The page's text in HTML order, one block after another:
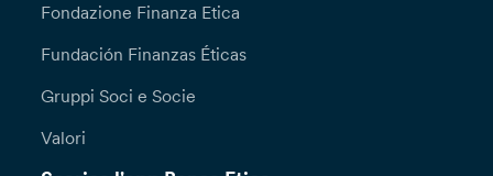
Fondazione Finanza Etica
Fundación Finanzas Éticas
Gruppi Soci e Socie
Valori